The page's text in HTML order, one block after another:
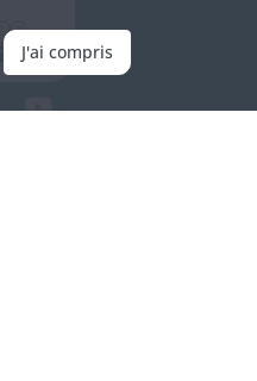
J'ai compris